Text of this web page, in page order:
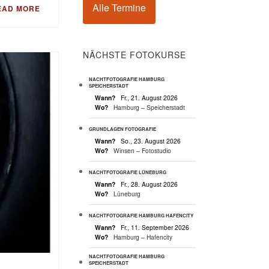
MORE Alle Termine
NÄCHSTE FOTOKURSE
NACHTFOTOGRAFIE HAMBURG
SPEICHERSTADT
Wann?
Fr., 21. August 2026
Wo?
Hamburg – Speicherstadt
GRUNDLAGEN FOTOGRAFIE
Wann?
So., 23. August 2026
Wo?
Winsen – Fotostudio
NACHTFOTOGRAFIE LÜNEBURG
Wann?
Fr., 28. August 2026
Wo?
Lüneburg
NACHTFOTOGRAFIE HAMBURG HAFENCITY
Wann?
Fr., 11. September 2026
Wo?
Hamburg – Hafencity
NACHTFOTOGRAFIE HAMBURG
SPEICHERSTADT